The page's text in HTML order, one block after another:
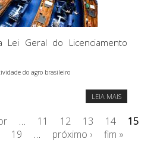
Lei Geral do Licenciamento
do agro brasileiro
LEIA MAIS
… 11 12 13 14
15
19 … próximo › fim »